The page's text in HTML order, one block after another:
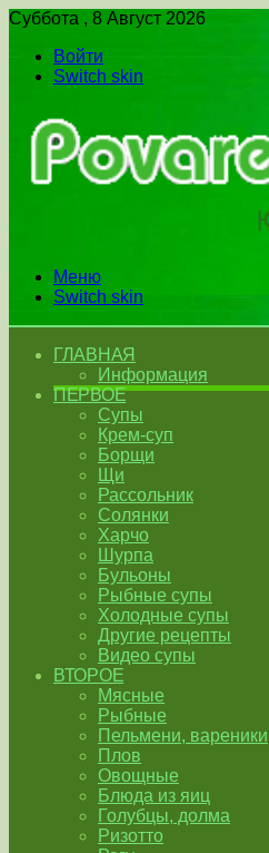
Суббота , 8 Август 2026
Войти
Switch skin
Меню
Switch skin
ГЛАВНАЯ
Информация
ПЕРВОЕ
Супы
Крем-суп
Борщи
Щи
Рассольник
Солянки
Харчо
Шурпа
Бульоны
Рыбные супы
Холодные супы
Другие рецепты
Видео супы
ВТОРОЕ
Мясные
Рыбные
Пельмени,
Плов
Овощные
Блюда из яиц
Голубцы, долма
Ризотто